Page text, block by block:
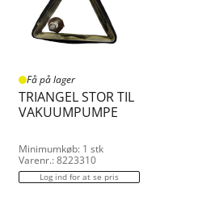
Få på lager
TRIANGEL STOR TIL
VAKUUMPUMPE
Minimumkøb: 1 stk
Varenr.: 8223310
Log ind for at se pris